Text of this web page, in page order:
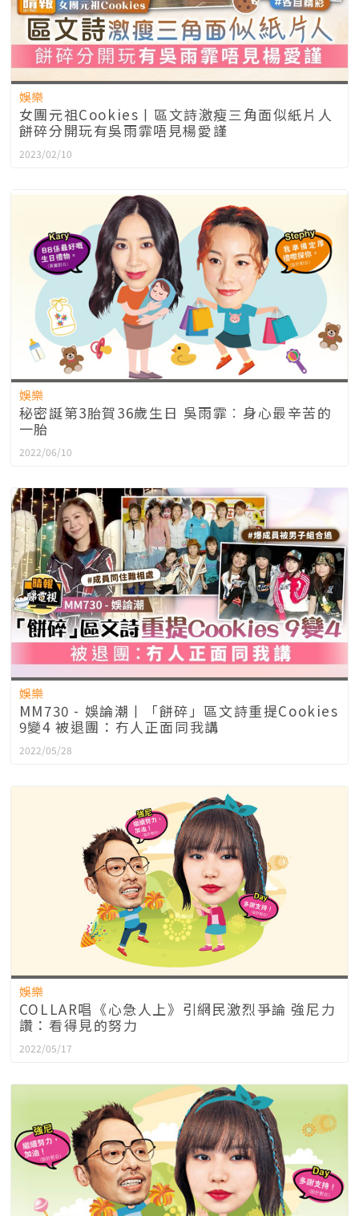
娛樂
女團元祖Cookies丨區文詩激瘦三角面似紙片人
餅碎分開玩有吳雨霏唔見楊愛謹
2023/02/10
娛樂
秘密誕第3胎賀36歲生日 吳雨霏︰身心最辛苦的
一胎
2022/06/10
娛樂
MM730 - 娛論潮丨「餅碎」區文詩重提Cookies
9變4 被退團：冇人正面同我講
2022/05/28
娛樂
COLLAR唱《心急人上》引網民激烈爭論 強尼力
讚：看得見的努力
2022/05/17